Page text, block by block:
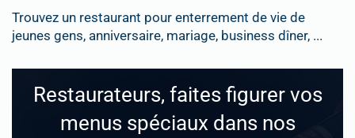
Trouvez un restaurant pour enterrement de vie de
jeunes gens, anniversaire, mariage, business dîner, ...
Restaurateurs, faites figurer vos
menus spéciaux dans nos